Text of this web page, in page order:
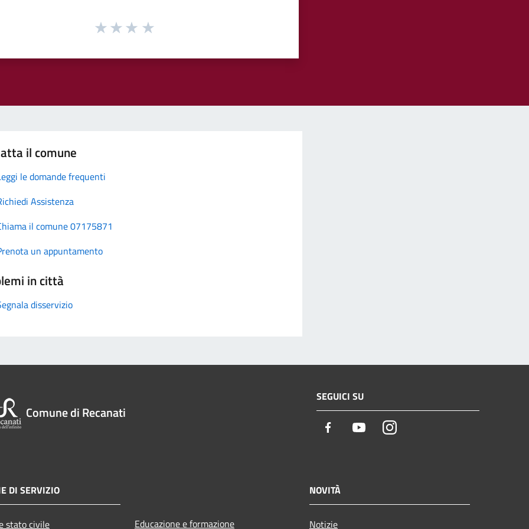
il comune
le domande frequenti
Assistenza
il comune 07175871
un appuntamento
in città
disservizio
Comune di Recanati
SEGUICI SU
Facebook YoutubeInstagram
DI SERVIZIO
stato civile Educazione e formazione
NOVITÀ
Notizie